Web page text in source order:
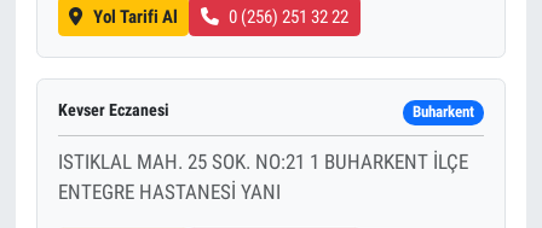
Yol Tarifi Al 0 (256) 251 32 22
Kevser Eczanesi Buharkent
ISTIKLAL MAH. 25 SOK. NO:21 1 BUHARKENT İLÇE
ENTEGRE HASTANESİ YANI